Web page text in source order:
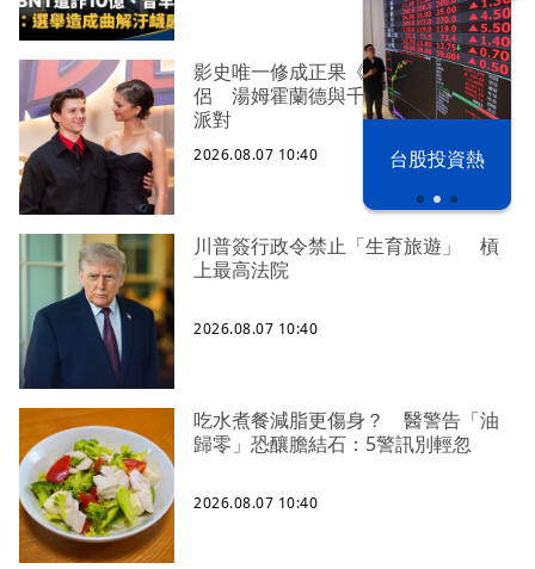
以色列 穹頂
台股投資熱
影史唯一修成正果《蜘蛛人》銀幕情
侶 湯姆霍蘭德與千黛亞英國辦結婚
派對
2026.08.07 10:40
川普簽行政令禁止「生育旅遊」 槓
上最高法院
2026.08.07 10:40
吃水煮餐減脂更傷身？ 醫警告「油
歸零」恐釀膽結石：5警訊別輕忽
2026.08.07 10:40